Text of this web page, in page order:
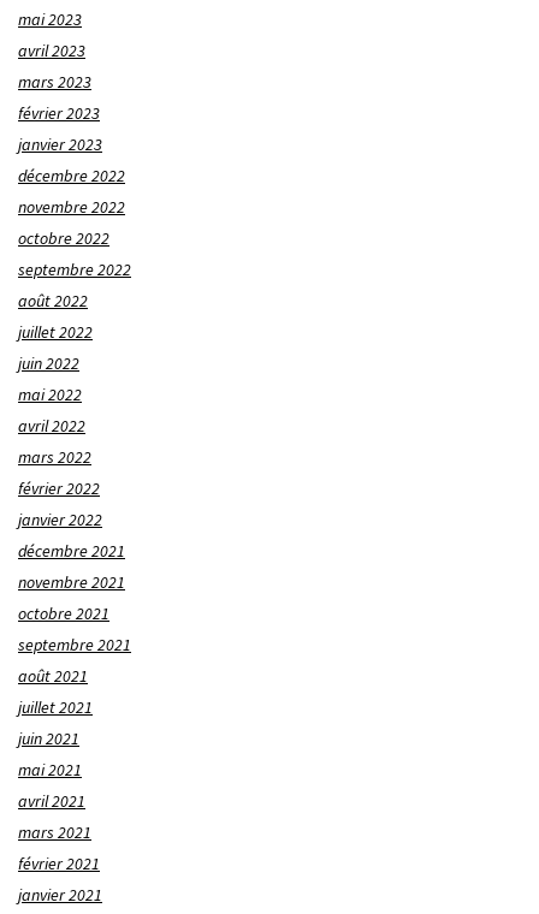
mai 2023
avril 2023
mars 2023
février 2023
janvier 2023
décembre 2022
novembre 2022
octobre 2022
septembre 2022
août 2022
juillet 2022
juin 2022
mai 2022
avril 2022
mars 2022
février 2022
janvier 2022
décembre 2021
novembre 2021
octobre 2021
septembre 2021
août 2021
juillet 2021
juin 2021
mai 2021
avril 2021
mars 2021
février 2021
janvier 2021